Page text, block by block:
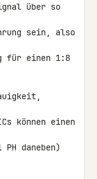
über so
sein, also
für einen 1:8
können einen
daneben)